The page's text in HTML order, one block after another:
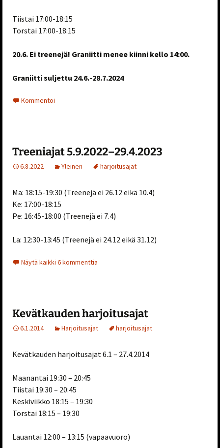
Tiistai 17:00-18:15
Torstai 17:00-18:15
20.6. Ei treenejä! Graniitti menee kiinni kello 14:00.
Graniitti suljettu 24.6.-28.7.2024
Kommentoi
Treeniajat 5.9.2022–29.4.2023
6.8.2022 Yleinen harjoitusajat
Ma: 18:15-19:30 (Treenejä ei 26.12 eikä 10.4)
Ke: 17:00-18:15
Pe: 16:45-18:00 (Treenejä ei 7.4)
La: 12:30-13:45 (Treenejä ei 24.12 eikä 31.12)
Näytä kaikki 6 kommenttia
Kevätkauden harjoitusajat
6.1.2014 Harjoitusajat harjoitusajat
Kevätkauden harjoitusajat 6.1 – 27.4.2014
Maanantai 19:30 – 20:45
Tiistai 19:30 – 20:45
Keskiviikko 18:15 – 19:30
Torstai 18:15 – 19:30
Lauantai 12:00 – 13:15 (vapaavuoro)